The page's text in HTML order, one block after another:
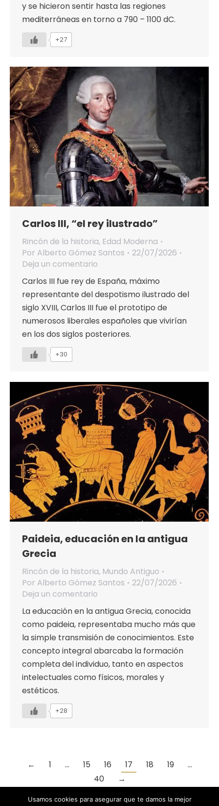
y se hicieron sentir hasta las regiones
mediterráneas en torno a 790 – 1100 dC.
+27
Carlos III, “el rey ilustrado”
Rincón de la historia, Edad Moderna
Por Alberto Gómez Santos
22/07/2026
Deja un comentario
Carlos III fue rey de España, máximo
representante del despotismo ilustrado del
siglo XVIII, Carlos III fue el prototipo de
numerosos liberales españoles que vivirían
en los dos siglos posteriores.
+30
Paideia, educación en la antigua
Grecia
Rincón de la historia, Mundo Antiguo
Por Alberto Gómez Santos
22/07/2026
Deja un comentario
La educación en la antigua Grecia, conocida
como paideia, representaba mucho más que
la simple transmisión de conocimientos. Este
concepto integral abarcaba la formación
completa del individuo, tanto en aspectos
intelectuales como físicos, morales y
estéticos.
+28
← 1 … 15 16 17 18 19
…
40
→
Usamos cookies para asegurar que te damos la mejor